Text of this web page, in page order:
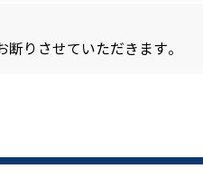
断りさせていただきます。